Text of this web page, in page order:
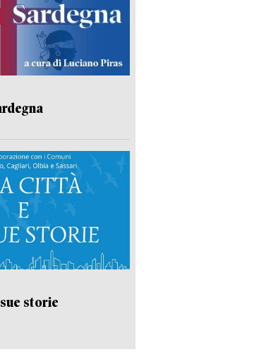
storie